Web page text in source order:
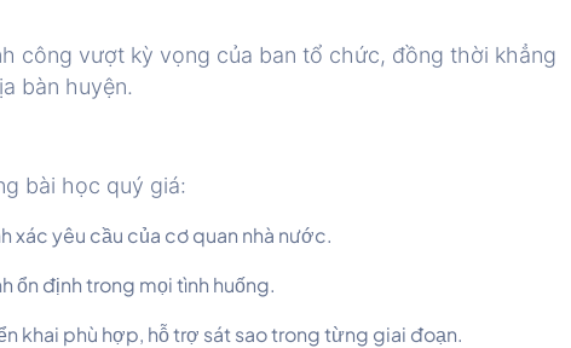
công vượt kỳ vọng của ban tổ chức, đồng thời khẳng
bàn huyện.
bài học quý giá:
xác yêu cầu của cơ quan nhà nước.
ổn định trong mọi tình huống.
khai phù hợp, hỗ trợ sát sao trong từng giai đoạn.